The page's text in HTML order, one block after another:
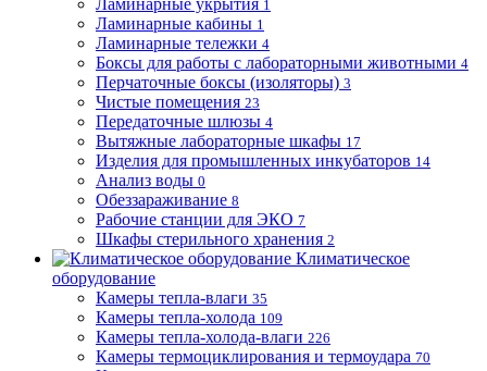
Ламинарные укрытия 1
Ламинарные кабины 1
Ламинарные тележки 4
Боксы для работы с лабораторными животными 4
Перчаточные боксы (изоляторы) 3
Чистые помещения 23
Передаточные шлюзы 4
Вытяжные лабораторные шкафы 17
Изделия для промышленных инкубаторов 14
Анализ воды 0
Обеззараживание 8
Рабочие станции для ЭКО 7
Шкафы стерильного хранения 2
Климатическое
оборудование
Камеры тепла-влаги 35
Камеры тепла-холода 109
Камеры тепла-холода-влаги 226
Камеры термоциклирования и термоудара 70